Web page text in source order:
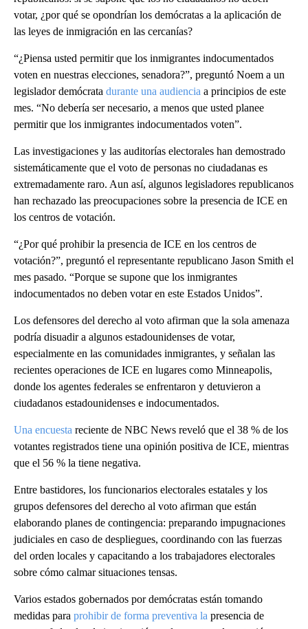
votar, ¿por qué se opondrían los demócratas a la aplicación de
las leyes de inmigración en las cercanías?
“¿Piensa usted permitir que los inmigrantes indocumentados
voten en nuestras elecciones, senadora?”, preguntó Noem a un
legislador demócrata durante una audiencia a principios de este
mes. “No debería ser necesario, a menos que usted planee
permitir que los inmigrantes indocumentados voten”.
Las investigaciones y las auditorías electorales han demostrado
sistemáticamente que el voto de personas no ciudadanas es
extremadamente raro. Aun así, algunos legisladores republicanos
han rechazado las preocupaciones sobre la presencia de ICE en
los centros de votación.
“¿Por qué prohibir la presencia de ICE en los centros de
votación?”, preguntó el representante republicano Jason Smith el
mes pasado. “Porque se supone que los inmigrantes
indocumentados no deben votar en este Estados Unidos”.
Los defensores del derecho al voto afirman que la sola amenaza
podría disuadir a algunos estadounidenses de votar,
especialmente en las comunidades inmigrantes, y señalan las
recientes operaciones de ICE en lugares como Minneapolis,
donde los agentes federales se enfrentaron y detuvieron a
ciudadanos estadounidenses e indocumentados.
Una encuesta reciente de NBC News reveló que el 38 % de los
votantes registrados tiene una opinión positiva de ICE, mientras
que el 56 % la tiene negativa.
Entre bastidores, los funcionarios electorales estatales y los
grupos defensores del derecho al voto afirman que están
elaborando planes de contingencia: preparando impugnaciones
judiciales en caso de despliegues, coordinando con las fuerzas
del orden locales y capacitando a los trabajadores electorales
sobre cómo calmar situaciones tensas.
Varios estados gobernados por demócratas están tomando
medidas para prohibir de forma preventiva la presencia de